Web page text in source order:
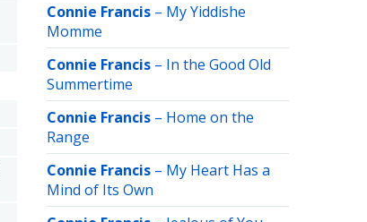
Connie Francis – My Yiddishe
Momme
Connie Francis – In the Good Old
Summertime
Connie Francis – Home on the
Range
Connie Francis – My Heart Has a
Mind of Its Own